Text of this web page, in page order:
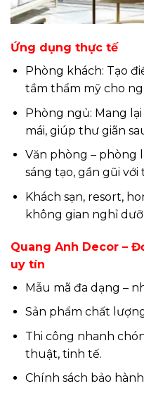
Ứng dụng thực tế
Phòng khách: Tạo
tầm thẩm mỹ cho
Phòng ngủ: Mang
mái, giúp thư giãn
Văn phòng – phòng
sáng tạo, gần gũi với
Khách sạn, resort,
không gian nghỉ
Quang Anh Decor –
uy tín
Mẫu mã đa dạng –
Sản phẩm chất
Thi công nhanh
thuật, tinh tế.
Chính sách bảo